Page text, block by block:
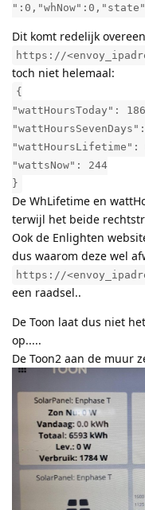
Dit komt redelijk
https://
toch niet helemaal:
{
"wattHoursToday":
"wattHoursLifetime":
"wattsNow": 244
}
De WhLifetime en
terwijl het beide
Ook de Enlighten
dus waarom deze wel
https://
een raadsel..
De Toon laat dus niet
op.....
De Toon2 aan de muur